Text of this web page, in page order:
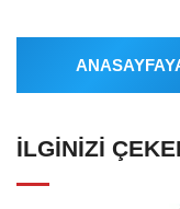
İLGINIZI